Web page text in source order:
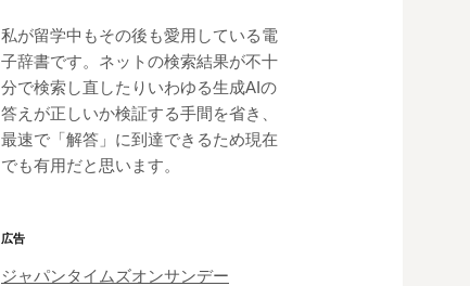
私が留学中もその後も愛用している電
子辞書です。ネットの検索結果が不十
分で検索し直したりいわゆる生成AIの
答えが正しいか検証する手間を省き、
最速で「解答」に到達できるため現在
でも有用だと思います。
広告
ジャパンタイムズオンサンデー